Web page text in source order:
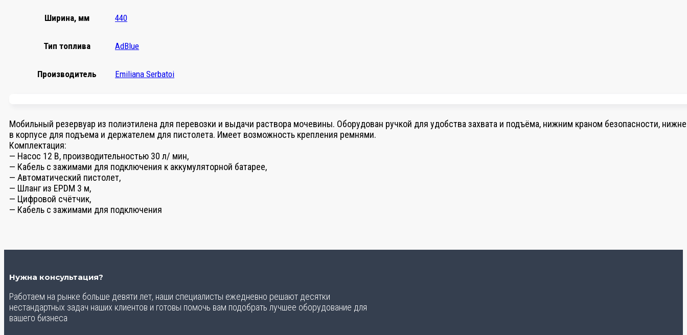
Ширина, мм 440
Тип топлива AdBlue
Производитель Emiliana Serbatoi
Мобильный резервуар из полиэтилена для перевозки и выдачи раствора мочевины. Оборудован ручкой для удобства захвата и подъёма, нижним краном безопасности,
в корпусе для подъема и держателем для пистолета. Имеет возможность крепления ремнями.
Комплектация:
— Насос 12 В, производительностью 30 л/ мин,
— Кабель с зажимами для подключения к аккумуляторной батарее,
— Автоматический пистолет,
— Шланг из EPDM 3 м,
— Цифровой счётчик,
— Кабель с зажимами для подключения
Нужна консультация?
Работаем на рынке больше девяти лет, наши специалисты ежедневно решают десятки
нестандартных задач наших клиентов и готовы помочь вам подобрать лучшее оборудование для
вашего бизнеса